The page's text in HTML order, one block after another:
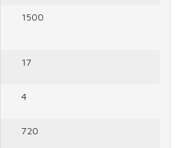
1500
17
4
720